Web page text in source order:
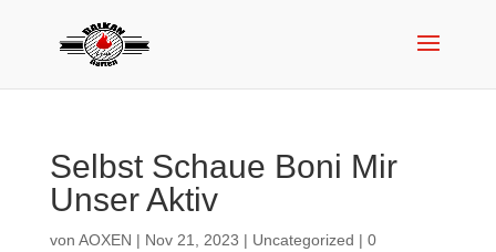
Selbst Schaue Boni Mir
Unser Aktiv
von AOXEN | Nov 21, 2023 | Uncategorized | 0